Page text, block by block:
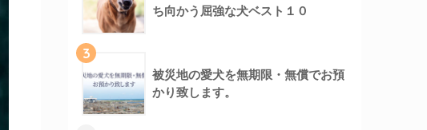
ち向かう屈強な犬ベスト１０
3
被災地の愛犬を無期限・無償でお預
かり致します。